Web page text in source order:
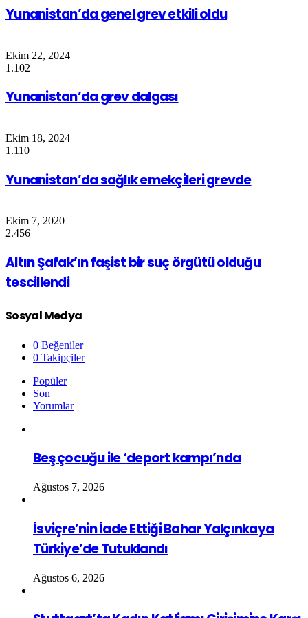
Yunanistan’da genel grev etkili oldu
Ekim 22, 2024
1.102
Yunanistan’da grev dalgası
Ekim 18, 2024
1.110
Yunanistan’da sağlık emekçileri grevde
Ekim 7, 2020
2.456
Altın Şafak’ın faşist bir suç örgütü olduğu
tescillendi
Sosyal Medya
0 Beğeniler
0 Takipçiler
Popüler
Son
Yorumlar
Beş çocuğu ile ‘deport kampı’nda
Ağustos 7, 2026
İsviçre’nin İade Ettiği Bahar Yalçınkaya
Türkiye’de Tutuklandı
Ağustos 6, 2026